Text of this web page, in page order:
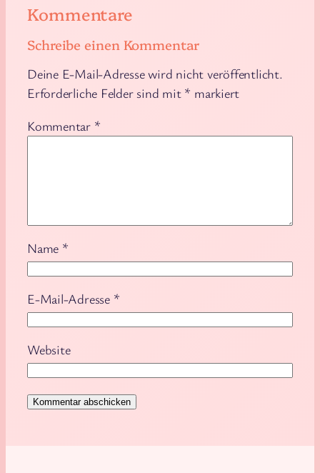
Kommentare
Schreibe einen Kommentar
Deine E-Mail-Adresse wird nicht veröffentlicht.
Erforderliche Felder sind mit * markiert
Kommentar *
Name *
E-Mail-Adresse *
Website